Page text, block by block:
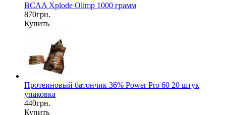
BCAA Xplode Olimp 1000 грамм
870грн.
Купить
Протеиновый батончик 36% Power Pro 60 20 штук
упаковка
440грн.
Купить